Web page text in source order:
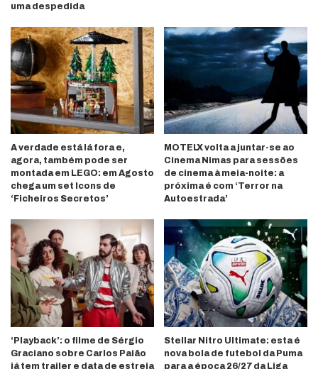
uma despedida
A verdade está lá fora e,
agora, também pode ser
montada em LEGO: em Agosto
chega um set Icons de
‘Ficheiros Secretos’
MOTELX volta a juntar-se ao
Cinema Nimas para sessões
de cinema à meia-noite: a
próxima é com ‘Terror na
Autoestrada’
‘Playback’: o filme de Sérgio
Graciano sobre Carlos Paião
já tem trailer e data de estreia
Stellar Nitro Ultimate: esta é
nova bola de futebol da Puma
para a época 26/27 da Liga